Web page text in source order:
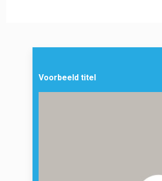
Voorbeeld titel